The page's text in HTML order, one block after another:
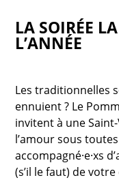
LA SOIRÉE
L’ANNÉE
Les traditionnelles
ennuient ? Le
invitent à une
l’amour sous toutes
accompagné·e·xs
(s’il le faut) de